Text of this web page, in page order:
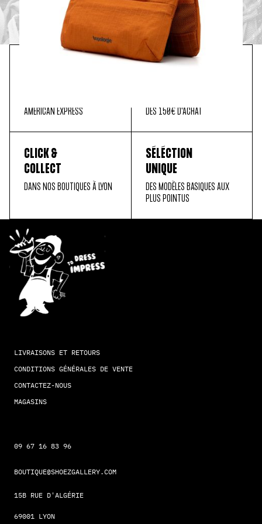
AMERICAN EXPRESS
LIVRAISON
DÈS 150€ D'ACHAT
CLICK &
COLLECT
DANS NOS BOUTIQUES À LYON
SÉLÉCTION
UNIQUE
DES MODÈLES BASIQUES AUX
PLUS POINTUS
LIVRAISONS ET RETOURS
CONDITIONS GÉNÉRALES DE VENTE
CONTACTEZ-NOUS
MAGASINS
09 67 16 83 96
BOUTIQUE@SHOEZGALLERY.COM
15B RUE D'ALGÉRIE
69001 LYON